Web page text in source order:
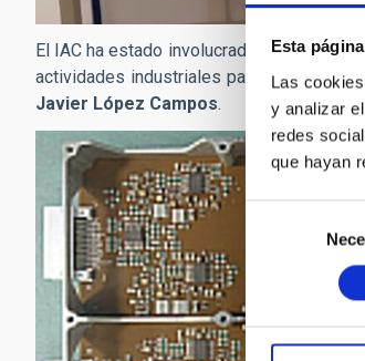
Esta
Las
y analizar
redes
que hayan
consentimiento
El IAC ha estado involucrado, desde el
actividades industriales para su
Javier López Campos.